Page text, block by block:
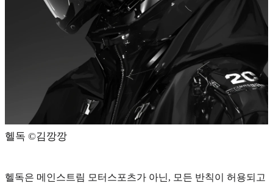
헬독 ©️김깡깡
헬독은 메인스트림 모터스포츠가 아닌, 모든 반칙이 허용되고